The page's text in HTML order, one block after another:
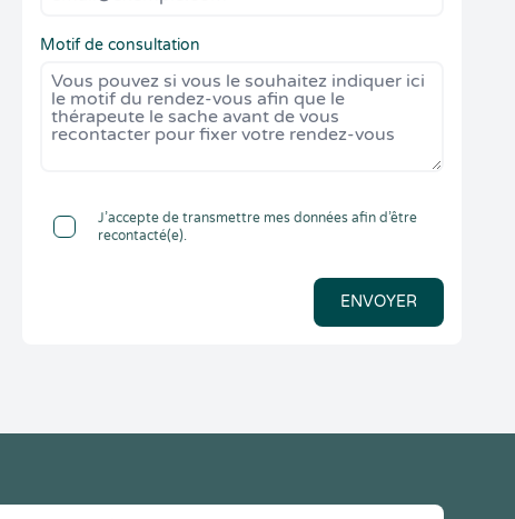
Motif de consultation
J’accepte de transmettre mes données afin d’être
recontacté(e).
ENVOYER